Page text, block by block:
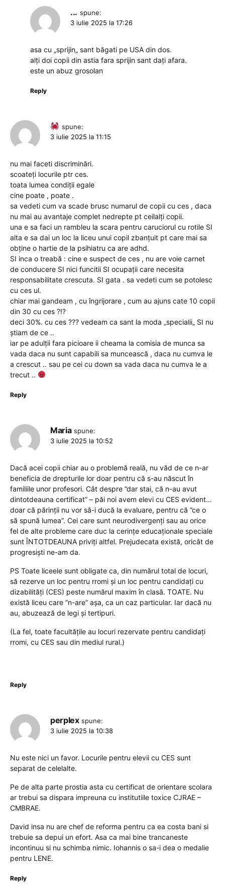
... spune:
3 iulie 2025 la 17:26
asa cu „sprijin„ sant băgati pe USA din dos.
alți doi copii din astia fara sprijin sant dați afara.
este un abuz grosolan
Reply
spune:
3 iulie 2025 la 11:15
nu mai faceti discriminări.
scoateți locurile ptr ces.
toata lumea condiții egale
cine poate , poate .
sa vedeti cum va scade brusc numarul de copii cu ces , daca
nu mai au avantaje complet nedrepte pt ceilalți copii.
una e sa faci un rambleu la scara pentru caruciorul cu rotile SI
alta e sa dai un loc la liceu unui copil zbanțuit pt care mai sa
obține o hartie de la psihiatru ca are adhd.
SI inca o treabă : cine e suspect de ces , nu are voie carnet
de conducere SI nici funcitii SI ocupații care necesita
responsabilitate crescuta. SI gata . sa vedeti cum se potolesc
cu ces ul.
chiar mai gandeam , cu îngrijorare , cum au ajuns cate 10 copii
din 30 cu ces ?!?
deci 30%. cu ces ??? vedeam ca sant la moda „specialii„ SI nu
știam de ce ..
iar pe adulții fara picioare ii cheama la comisia de munca sa
vada daca nu sunt capabili sa muncească , daca nu cumva le
a crescut .. sau pe cei cu down sa vada daca nu cumva le a
trecut ..
Reply
Maria spune:
3 iulie 2025 la 10:52
Dacă acei copii chiar au o problemă reală, nu văd de ce n-ar
beneficia de drepturile lor doar pentru că s-au născut în
familiile unor profesori. Cât despre ”dar stai, că n-au avut
dintotdeauna certificat” – păi noi avem elevi cu CES evident…
doar că părinții nu vor să-i ducă la evaluare, pentru că ”ce o
să spună lumea”. Cei care sunt neurodivergenți sau au orice
fel de alte probleme care duc la cerințe educaționale speciale
sunt ÎNTOTDEAUNA priviți altfel. Prejudecata există, oricât de
progresiști ne-am da.
PS Toate liceele sunt obligate ca, din numărul total de locuri,
să rezerve un loc pentru rromi și un loc pentru candidați cu
dizabilități (CES) peste numărul maxim în clasă. TOATE. Nu
există liceu care ”n-are” așa, ca un caz particular. Iar dacă nu
au, abuzează de legi și tertipuri.
(La fel, toate facultățile au locuri rezervate pentru candidați
rromi, cu CES sau din mediul rural.)
Reply
perplex spune:
3 iulie 2025 la 10:38
Nu este nici un favor. Locurile pentru elevii cu CES sunt
separat de celelalte.
Pe de alta parte prostia asta cu certificat de orientare scolara
ar trebui sa dispara impreuna cu institutiile toxice CJRAE –
CMBRAE.
David insa nu are chef de reforma pentru ca ea costa bani si
trebuie sa depui un efort. Asa ca mai bine trancaneste
incontinuu si nu schimba nimic. Iohannis o sa-i dea o medalie
pentru LENE.
Reply